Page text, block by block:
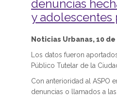
denuncias
y adolescentes
Noticias Urbanas, 10
Los datos fueron
Público Tutelar de la
Con anterioridad al ASPO
denuncias o llamados a